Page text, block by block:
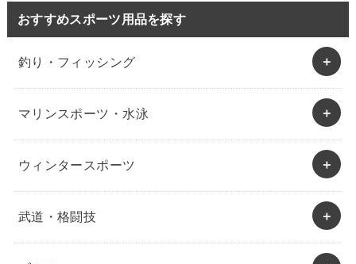
おすすめスポーツ用品を探す
釣り・フィッシング
マリンスポーツ・水泳
ウィンタースポーツ
武道・格闘技